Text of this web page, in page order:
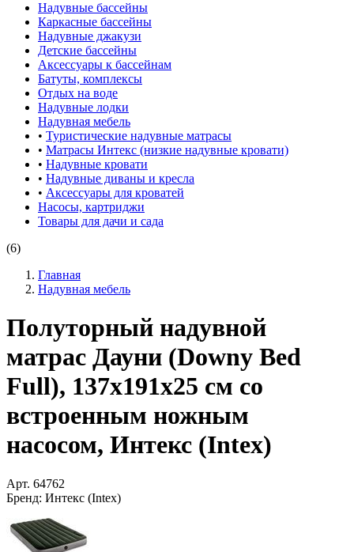
Надувные бассейны
Каркасные бассейны
Надувные джакузи
Детские бассейны
Аксессуары к бассейнам
Батуты, комплексы
Отдых на воде
Надувные лодки
Надувная мебель
• Туристические надувные матрасы
• Матрасы Интекс (низкие надувные кровати)
• Надувные кровати
• Надувные диваны и кресла
• Аксессуары для кроватей
Насосы, картриджи
Товары для дачи и сада
(6)
Главная
Надувная мебель
Полуторный надувной
матрас Дауни (Downy Bed
Full), 137х191x25 см со
встроенным ножным
насосом, Интекс (Intex)
Арт. 64762
Бренд: Интекс (Intex)